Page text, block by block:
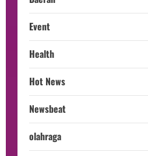
Event
Health
Hot News
Newsbeat
olahraga